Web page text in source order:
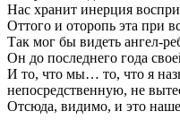
Нас хранит инерция
Оттого и оторопь эта при
Так мог бы видеть ангел-
Он до последнего года
И то, что мы… то, что я
непосредственную, не
Отсюда, видимо, и это